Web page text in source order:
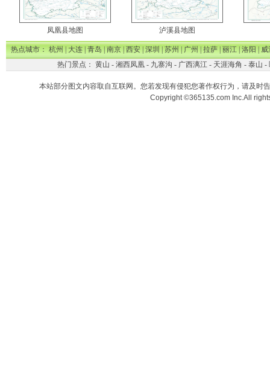
凤凰县地图 泸溪县地图
热点城市：杭州|大连|青岛|南京|西安|深圳|苏州|广州|拉萨|丽江|洛阳|威
热门景点： 黄山 - 湘西凤凰- 九寨沟 - 广西漓江- 天涯海角 - 泰山 -
本站部分图文内容取自互联网。您若发现有侵犯您著作权行为，请及时
Copyright ©365135.com Inc.All